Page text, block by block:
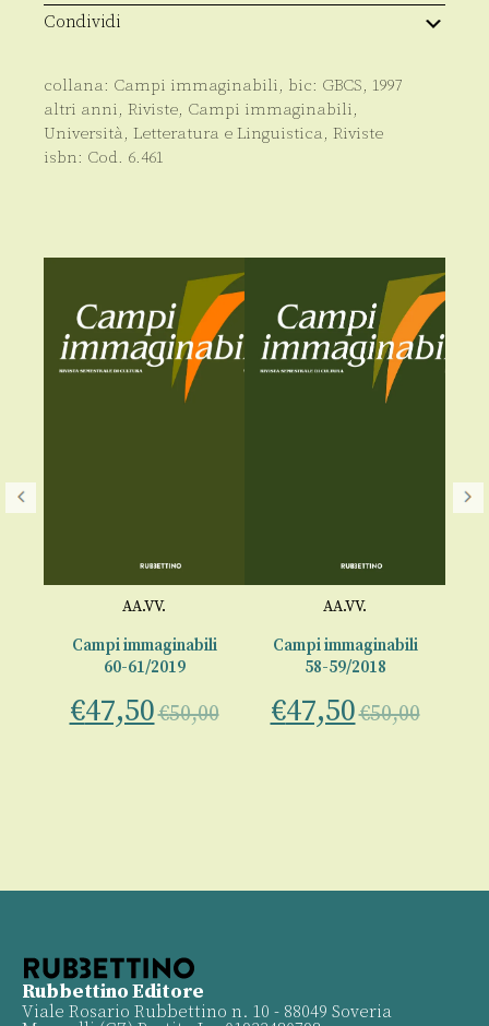
Condividi
collana: Campi immaginabili, bic: GBCS, 1997
altri anni, Riviste, Campi immaginabili,
Università, Letteratura e Linguistica, Riviste
isbn: Cod. 6.461
AA.VV.
Campi immaginabili
60-61/2019
€47,50€50,00
AA.VV.
Campi immaginabili
58-59/2018
€47,50€50,00
Rubbettino Editore
Viale Rosario Rubbettino n. 10 - 88049 Soveria